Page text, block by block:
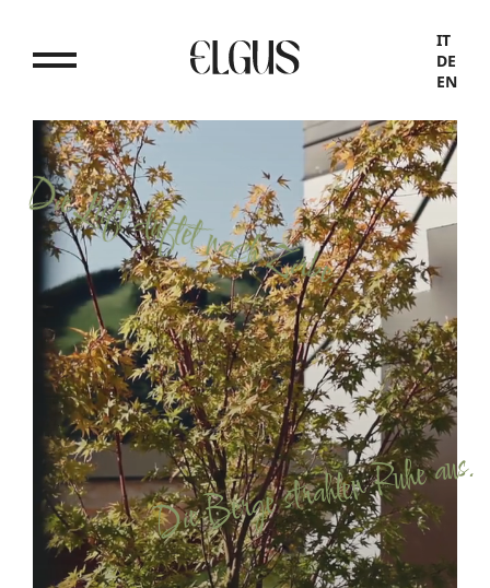
IT
DE
EN
Die Luft duftet nach Zirbe.
Die Berge strahlen Ruhe aus.